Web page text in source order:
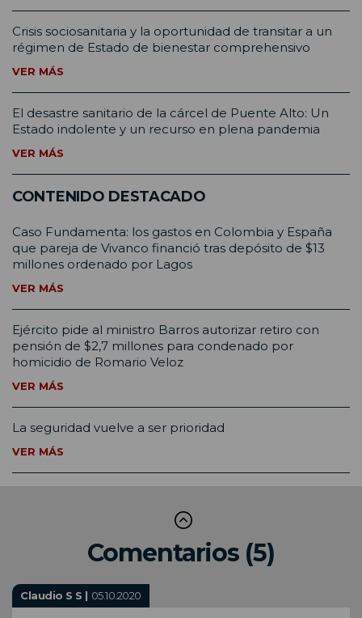
Crisis sociosanitaria y la oportunidad de transitar a un
régimen de Estado de bienestar comprehensivo
VER MÁS
El desastre sanitario de la cárcel de Puente Alto: Un
Estado indolente y un recurso en plena pandemia
VER MÁS
CONTENIDO DESTACADO
Caso Fundamenta: los gastos en Colombia y España
que pareja de Vivanco financió tras depósito de $13
millones ordenado por Lagos
VER MÁS
Ejército pide al ministro Barros autorizar retiro con
pensión de $2,7 millones para condenado por
homicidio de Romario Veloz
VER MÁS
La seguridad vuelve a ser prioridad
VER MÁS
Comentarios (5)
Claudio S S | 05.10.2020